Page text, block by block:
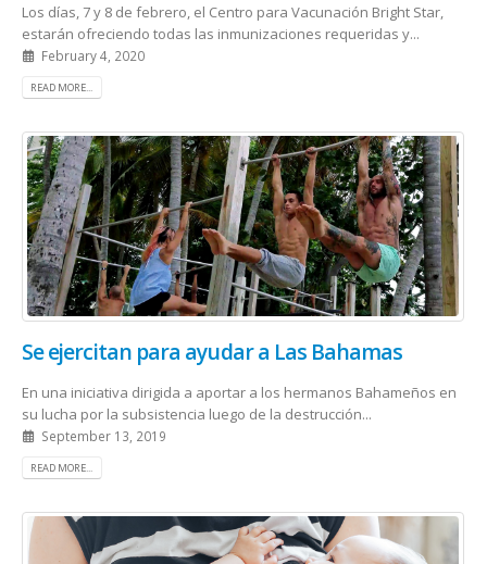
Los días, 7 y 8 de febrero, el Centro para Vacunación Bright Star,
estarán ofreciendo todas las inmunizaciones requeridas y...
February 4, 2020
READ MORE...
Se ejercitan para ayudar a Las Bahamas
En una iniciativa dirigida a aportar a los hermanos Bahameños en
su lucha por la subsistencia luego de la destrucción...
September 13, 2019
READ MORE...